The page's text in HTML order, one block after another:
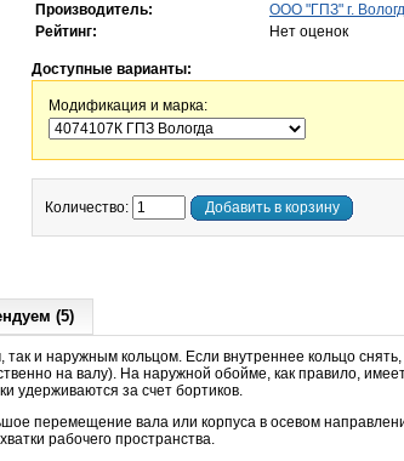
Производитель:
ООО "ГПЗ" г.
Рейтинг:
Нет оценок
Доступные варианты:
Модификация и марка:
Количество: Добавить в корзину
(5)
и наружным кольцом. Если внутреннее кольцо снять,
на валу). На наружной обойме, как правило,
удерживаются за счет бортиков.
перемещение вала или корпуса в осевом
рабочего пространства.